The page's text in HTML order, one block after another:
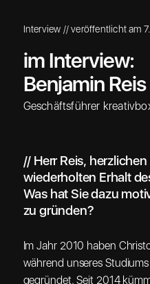
Interview // veröffentlicht am
im Interview:
Benjamin Reis
Geschäftsführer
// Herr Reis,
wiederholten Erhalt
Was hat Sie dazu
zu gründen?
Im Jahr 2010 haben
während unseres
gegründet. Seit 2014